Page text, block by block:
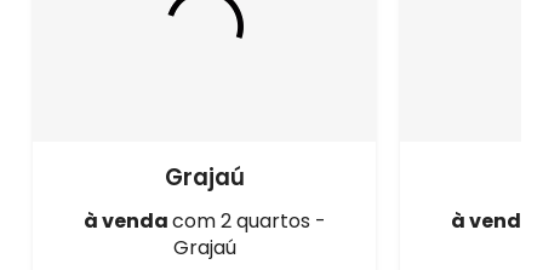
Grajaú
à vendacom 2 quartos -
Grajaú
à venda